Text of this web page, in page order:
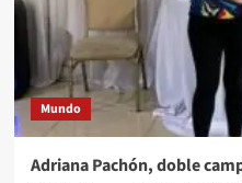
el
país
los
desafíos
de
Mundo
Adriana Pachón, doble